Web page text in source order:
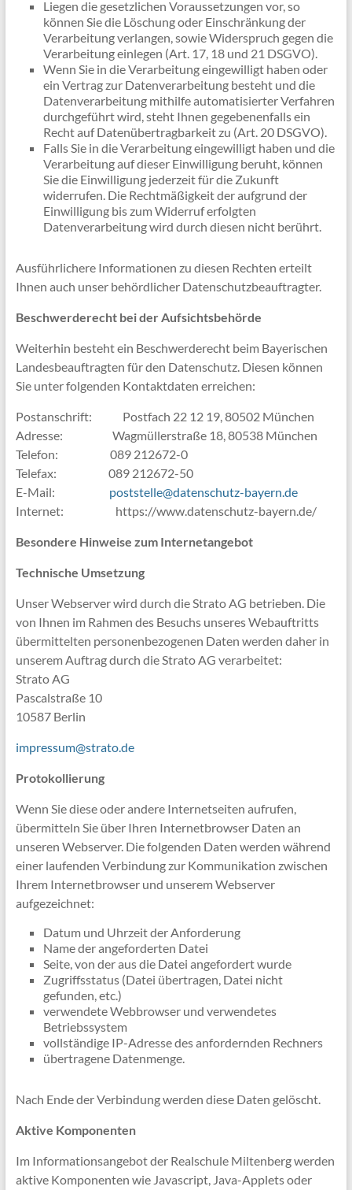
Liegen die gesetzlichen Voraussetzungen vor, so
können Sie die Löschung oder Einschränkung der
Verarbeitung verlangen, sowie Widerspruch gegen die
Verarbeitung einlegen (Art. 17, 18 und 21 DSGVO).
Wenn Sie in die Verarbeitung eingewilligt haben oder
ein Vertrag zur Datenverarbeitung besteht und die
Datenverarbeitung mithilfe automatisierter Verfahren
durchgeführt wird, steht Ihnen gegebenenfalls ein
Recht auf Datenübertragbarkeit zu (Art. 20 DSGVO).
Falls Sie in die Verarbeitung eingewilligt haben und die
Verarbeitung auf dieser Einwilligung beruht, können
Sie die Einwilligung jederzeit für die Zukunft
widerrufen. Die Rechtmäßigkeit der aufgrund der
Einwilligung bis zum Widerruf erfolgten
Datenverarbeitung wird durch diesen nicht berührt.
Ausführlichere Informationen zu diesen Rechten erteilt
Ihnen auch unser behördlicher Datenschutzbeauftragter.
Beschwerderecht bei der Aufsichtsbehörde
Weiterhin besteht ein Beschwerderecht beim Bayerischen
Landesbeauftragten für den Datenschutz. Diesen können
Sie unter folgenden Kontaktdaten erreichen:
Postanschrift: Postfach 22 12 19, 80502 München
Adresse: Wagmüllerstraße 18, 80538 München
Telefon: 089 212672-0
Telefax: 089 212672-50
E-Mail: poststelle@datenschutz-bayern.de
Internet: https://www.datenschutz-bayern.de/
Besondere Hinweise zum Internetangebot
Technische Umsetzung
Unser Webserver wird durch die Strato AG betrieben. Die
von Ihnen im Rahmen des Besuchs unseres Webauftritts
übermittelten personenbezogenen Daten werden daher in
unserem Auftrag durch die Strato AG verarbeitet:
Strato AG
Pascalstraße 10
10587 Berlin
impressum@strato.de
Protokollierung
Wenn Sie diese oder andere Internetseiten aufrufen,
übermitteln Sie über Ihren Internetbrowser Daten an
unseren Webserver. Die folgenden Daten werden während
einer laufenden Verbindung zur Kommunikation zwischen
Ihrem Internetbrowser und unserem Webserver
aufgezeichnet:
Datum und Uhrzeit der Anforderung
Name der angeforderten Datei
Seite, von der aus die Datei angefordert wurde
Zugriffsstatus (Datei übertragen, Datei nicht
gefunden, etc.)
verwendete Webbrowser und verwendetes
Betriebssystem
vollständige IP-Adresse des anfordernden Rechners
übertragene Datenmenge.
Nach Ende der Verbindung werden diese Daten gelöscht.
Aktive Komponenten
Im Informationsangebot der Realschule Miltenberg werden
aktive Komponenten wie Javascript, Java-Applets oder